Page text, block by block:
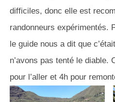
difficiles, donc elle est
randonneurs expérimentés.
le guide nous a dit que
n’avons pas tenté le diable.
pour l’aller et 4h pour